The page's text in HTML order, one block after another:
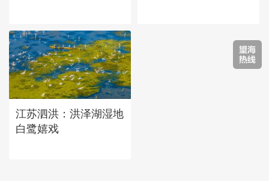
江苏泗洪：洪泽湖湿地
白鹭嬉戏